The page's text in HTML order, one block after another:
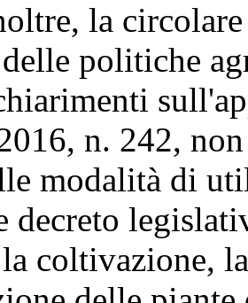
circolare
politiche
n. 242,
modalità di
decreto
coltivazione,